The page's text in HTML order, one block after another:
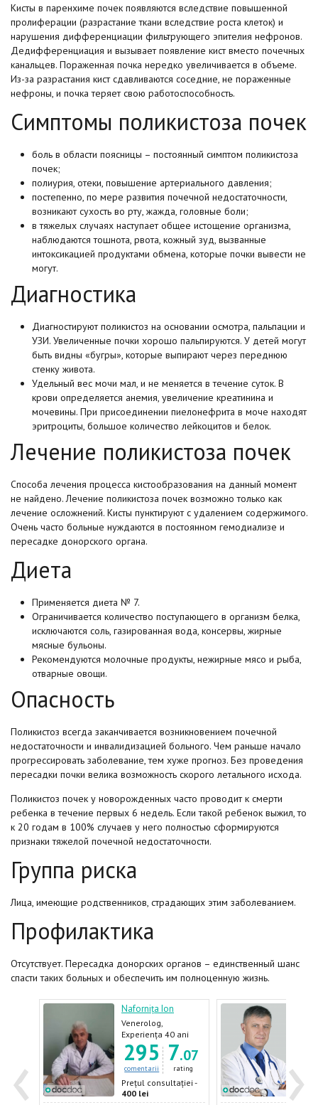
Кисты в паренхиме почек появляются вследствие повышенной
пролиферации (разрастание ткани вследствие роста клеток) и
нарушения дифференциации фильтрующего эпителия нефронов.
Дедифференциация и вызывает появление кист вместо почечных
канальцев. Пораженная почка нередко увеличивается в объеме.
Из-за разрастания кист сдавливаются соседние, не пораженные
нефроны, и почка теряет свою работоспособность.
Симптомы поликистоза почек
боль в области поясницы – постоянный симптом поликистоза
почек;
полиурия, отеки, повышение артериального давления;
постепенно, по мере развития почечной недостаточности,
возникают сухость во рту, жажда, головные боли;
в тяжелых случаях наступает общее истощение организма,
наблюдаются тошнота, рвота, кожный зуд, вызванные
интоксикацией продуктами обмена, которые почки вывести не
могут.
Диагностика
Диагностируют поликистоз на основании осмотра, пальпации и
УЗИ. Увеличенные почки хорошо пальпируются. У детей могут
быть видны «бугры», которые выпирают через переднюю
стенку живота.
Удельный вес мочи мал, и не меняется в течение суток. В
крови определяется анемия, увеличение креатинина и
мочевины. При присоединении пиелонефрита в моче находят
эритроциты, большое количество лейкоцитов и белок.
Лечение поликистоза почек
Способа лечения процесса кистообразования на данный момент
не найдено. Лечение поликистоза почек возможно только как
лечение осложнений. Кисты пунктируют с удалением содержимого.
Очень часто больные нуждаются в постоянном гемодиализе и
пересадке донорского органа.
Диета
Применяется диета № 7.
Ограничивается количество поступающего в организм белка,
исключаются соль, газированная вода, консервы, жирные
мясные бульоны.
Рекомендуются молочные продукты, нежирные мясо и рыба,
отварные овощи.
Опасность
Поликистоз всегда заканчивается возникновением почечной
недостаточности и инвалидизацией больного. Чем раньше начало
прогрессировать заболевание, тем хуже прогноз. Без проведения
пересадки почки велика возможность скорого летального исхода.
Поликистоз почек у новорожденных часто проводит к смерти
ребенка в течение первых 6 недель. Если такой ребенок выжил, то
к 20 годам в 100% случаев у него полностью сформируются
признаки тяжелой почечной недостаточности.
Группа риска
Лица, имеющие родственников, страдающих этим заболеванием.
Профилактика
Отсутствует. Пересадка донорских органов – единственный шанс
спасти таких больных и обеспечить им полноценную жизнь.
‹ ›
-
Nafornița Ion
Venerolog,
Dermatolog,
Androlog, Urolog
Experiența 40 ani
295
comentarii
7.07
rating
Prețul consultației -
400 lei
600